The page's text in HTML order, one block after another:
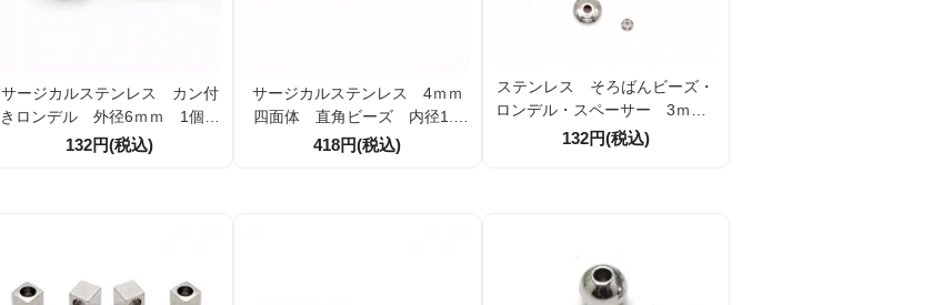
サージカルステンレス カン付
きロンデル 外径6ｍｍ 1個／
10個（96670294）
132円(税込)
サージカルステンレス 4ｍｍ
四面体 直角ビーズ 内径1.8
ｍｍ（107063922）
418円(税込)
ステンレス そろばんビーズ・
ロンデル・スペーサー 3ｍｍ5
ｍｍ7ｍｍ 10個/50個
132円(税込)